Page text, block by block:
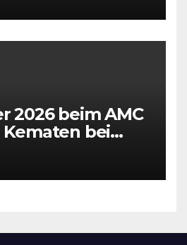
2026 beim AMC
bei